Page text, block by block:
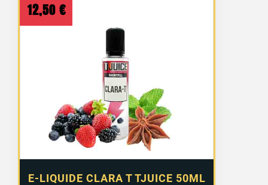
E-LIQUIDE CLARA T TJUICE 50ML
12,50 €